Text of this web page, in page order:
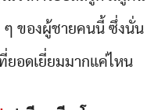
ๆ ของผู้ชายคนนี้ ซึ่งนั่น
ยอดเยี่ยมมากแค่ไหน